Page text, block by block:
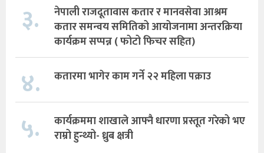
३.
नेपाली राजदूतावास कतार र मानवसेवा आश्रम
कतार समन्वय समितिको आयोजनामा अन्तरक्रिया
कार्यक्रम सप्पन्न ( फोटो फिचर सहित)
४. कतारमा भागेर काम गर्ने २२ महिला पक्राउ
५.
कार्यक्रममा शाखाले आफ्नै धारणा प्रस्तूत गरेको भए
राम्रो हुन्थ्यो- ध्रुब क्षत्री